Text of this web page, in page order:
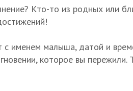
Кто-то из родных или
с именем малыша, датой и
которое вы